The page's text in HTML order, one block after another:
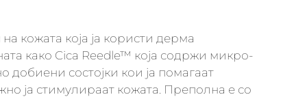
кожата која ја користи дерма
како Cica Reedle™ која содржи микро-
добиени состојки кои ја помагаат
ја стимулираат кожата. Преполна е со